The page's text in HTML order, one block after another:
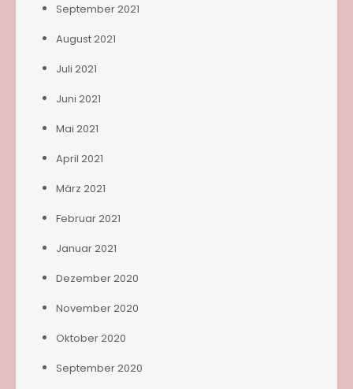
September 2021
August 2021
Juli 2021
Juni 2021
Mai 2021
April 2021
März 2021
Februar 2021
Januar 2021
Dezember 2020
November 2020
Oktober 2020
September 2020